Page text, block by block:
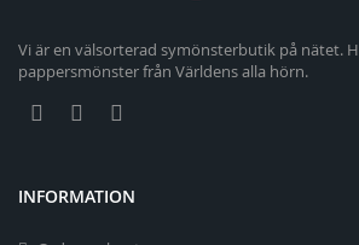
Vi är en välsorterad symönsterbutik på nätet.
pappersmönster från Världens alla hörn.
INFORMATION